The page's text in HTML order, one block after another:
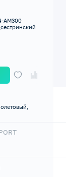
AM300